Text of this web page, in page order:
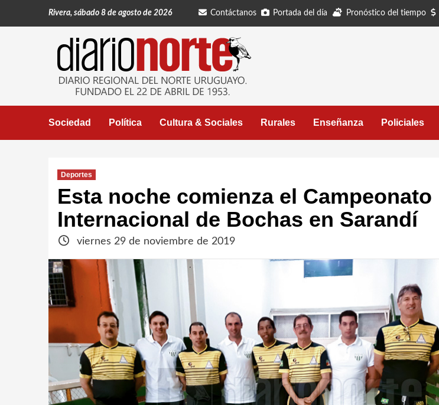
Rivera, sábado 8 de agosto de 2026 Contáctanos Portada del día Pronóstico del tiempo
Sociedad Política Cultura & Sociales Rurales Enseñanza Policiales
Deportes
Esta noche comienza el Campeonato
Internacional de Bochas en Sarandí
viernes 29 de noviembre de 2019